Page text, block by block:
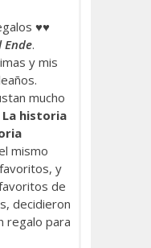
♥♥
Ende.
y mis
mucho
La historia
mismo
y
de
decidieron
regalo para